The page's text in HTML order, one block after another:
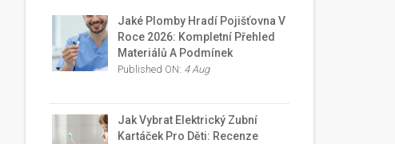
Jaké Plomby Hradí Pojišťovna V
Roce 2026: Kompletní Přehled
Materiálů A Podmínek
Published ON: 4 Aug
Jak Vybrat Elektrický Zubní
Kartáček Pro Děti: Recenze